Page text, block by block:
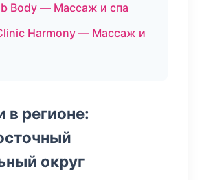
Body — Массаж и спа
Harmony — Массаж и
в регионе:
округ